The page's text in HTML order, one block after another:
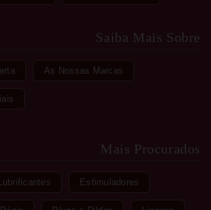
Saiba Mais Sobre
As Nossas Marcas
Mais Procurados
Lubrificantes Estimuladores